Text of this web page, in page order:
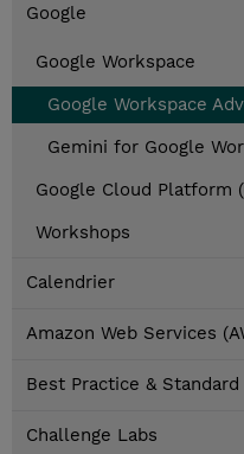
Google
Google Workspace
Google Workspace
Gemini for Google
Google Cloud Platform
Workshops
Calendrier
Amazon Web Services
Best Practice & Standard
Challenge Labs